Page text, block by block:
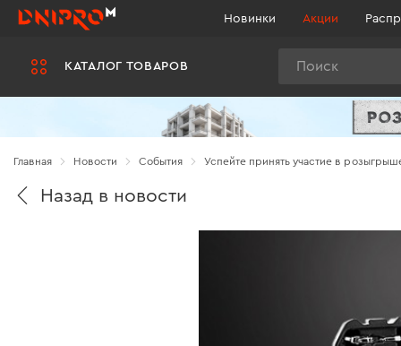
КАТАЛОГ ТОВАРОВ
Новинки Акции
Главная Новости Cобытия Успейте принять участие в
Назад в новости